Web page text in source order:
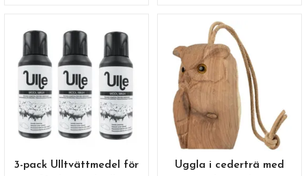
3-pack Ulltvättmedel för
Uggla i cederträ med